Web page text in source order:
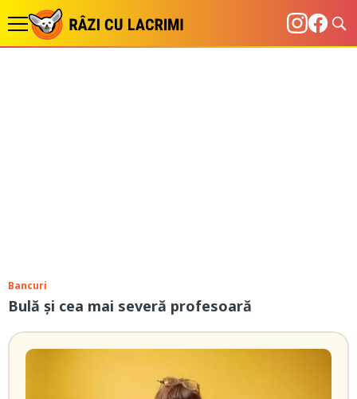
Bancuri
Bulă și cea mai severă profesoară